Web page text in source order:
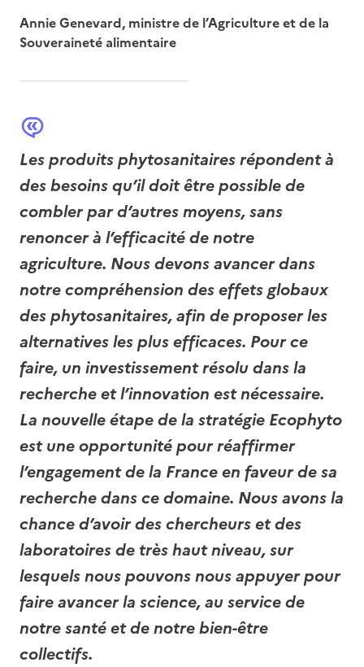
Annie Genevard, ministre de l’Agriculture et de la
Souveraineté alimentaire
Les produits phytosanitaires répondent à
des besoins qu’il doit être possible de
combler par d’autres moyens, sans
renoncer à l’efficacité de notre
agriculture. Nous devons avancer dans
notre compréhension des effets globaux
des phytosanitaires, afin de proposer les
alternatives les plus efficaces. Pour ce
faire, un investissement résolu dans la
recherche et l’innovation est nécessaire.
La nouvelle étape de la stratégie Ecophyto
est une opportunité pour réaffirmer
l’engagement de la France en faveur de sa
recherche dans ce domaine. Nous avons la
chance d’avoir des chercheurs et des
laboratoires de très haut niveau, sur
lesquels nous pouvons nous appuyer pour
faire avancer la science, au service de
notre santé et de notre bien-être
collectifs.